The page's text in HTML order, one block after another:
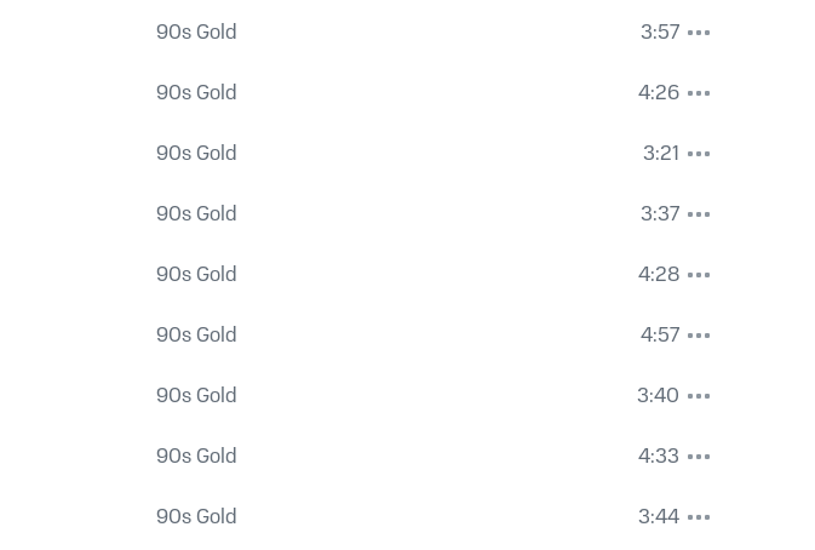
90s Gold
3:57
90s Gold
4:26
90s Gold
3:21
90s Gold
3:37
90s Gold
4:28
90s Gold
4:57
90s Gold
3:40
90s Gold
4:33
90s Gold
3:44